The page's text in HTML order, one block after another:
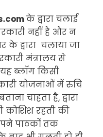
के द्वारा चलाई
नहीं है और न
द्वारा चलाया जा
मंत्रालय से
ब्लॉग किसी
योजनाओं में रुचि
चाहता है, द्वारा
कोशिश रहती की
पाठकों तक